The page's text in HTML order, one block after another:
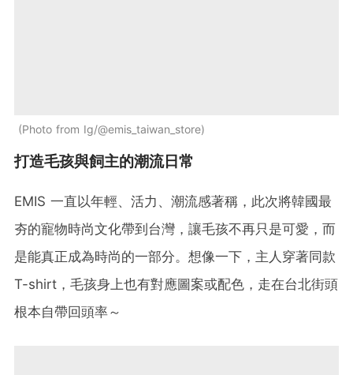
Photo from Ig/@emis_taiwan_store
打造毛孩與飼主的潮流日常
EMIS 一直以年輕、活力、潮流感著稱，此次將韓國最
夯的寵物時尚文化帶到台灣，讓毛孩不再只是可愛，而
是能真正成為時尚的一部分。想像一下，主人穿著同款
T-shirt，毛孩身上也有對應圖案或配色，走在台北街頭
根本自帶回頭率～